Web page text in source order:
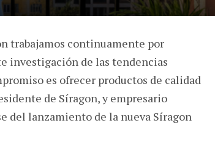
trabajamos continuamente por
investigación de las tendencias
es ofrecer productos de calidad
de Síragon, y empresario
del lanzamiento de la nueva Síragon